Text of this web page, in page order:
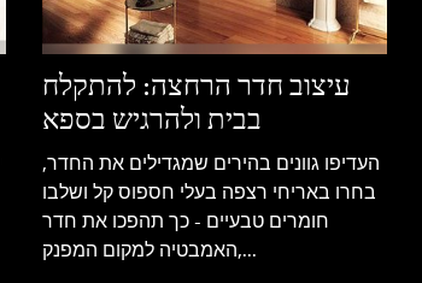
עיצוב חדר הרחצה: להתקלח
בבית ולהרגיש בספא
העדיפו גוונים בהירים שמגדילים את החדר,
בחרו באריחי רצפה בעלי חספוס קל ושלבו
חומרים טבעיים - כך תהפכו את חדר
האמבטיה למקום המפנק,...